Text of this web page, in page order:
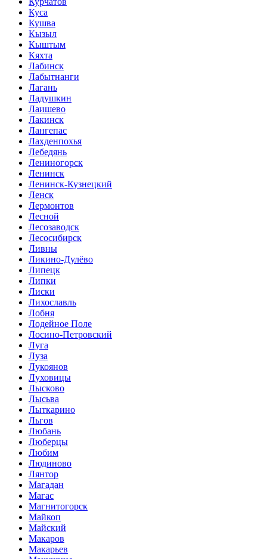
Куса
Кушва
Кызыл
Кыштым
Кяхта
Лабинск
Лабытнанги
Лагань
Ладушкин
Лаишево
Лакинск
Лангепас
Лахденпохья
Лебедянь
Лениногорск
Ленинск
Ленинск-Кузнецкий
Ленск
Лермонтов
Лесной
Лесозаводск
Лесосибирск
Ливны
Ликино-Дулёво
Липецк
Липки
Лиски
Лихославль
Лобня
Лодейное Поле
Лосино-Петровский
Луга
Луза
Лукоянов
Луховицы
Лысково
Лысьва
Лыткарино
Льгов
Любань
Люберцы
Любим
Людиново
Лянтор
Магадан
Магас
Магнитогорск
Майкоп
Майский
Макаров
Макарьев